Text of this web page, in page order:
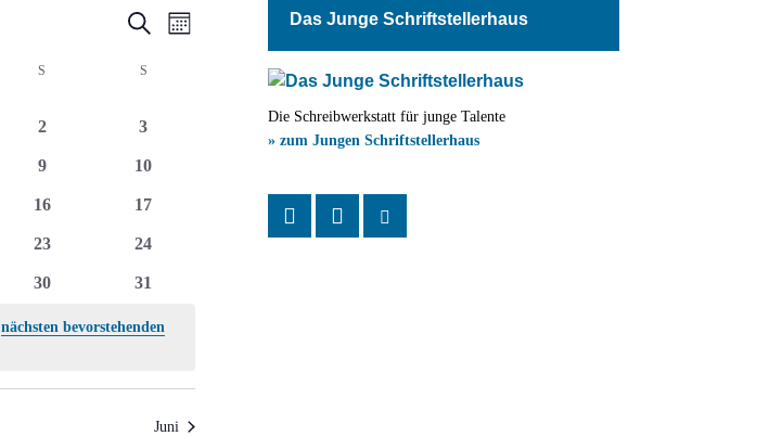
Veranstaltungen
Suche
Ansichten,
Navigation
SucheVeranstaltung
Ansichten-
Navigation
Monat
S S
0
2
0
3
0
9
0
10
0
16
0
17
0
23
0
24
0
30
0
31
nächsten bevorstehenden
Juni
Das Junge Schriftstellerhaus
Die Schreibwerkstatt für junge Talente
» zum Jungen Schriftstellerhaus